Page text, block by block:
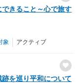
できること～心で旅す
象 アクティブ
跡を巡り平和について